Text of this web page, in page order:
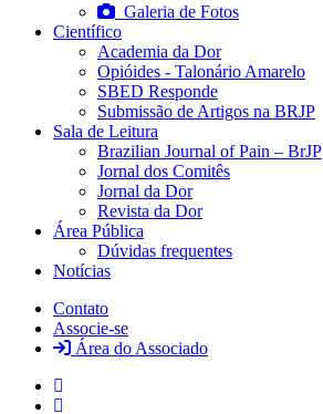
Galeria de Fotos
Científico
Academia da Dor
Opióides - Talonário Amarelo
SBED Responde
Submissão de Artigos na BRJP
Sala de Leitura
Brazilian Journal of Pain – BrJP
Jornal dos Comitês
Jornal da Dor
Revista da Dor
Área Pública
Dúvidas frequentes
Notícias
Contato
Associe-se
Área do Associado